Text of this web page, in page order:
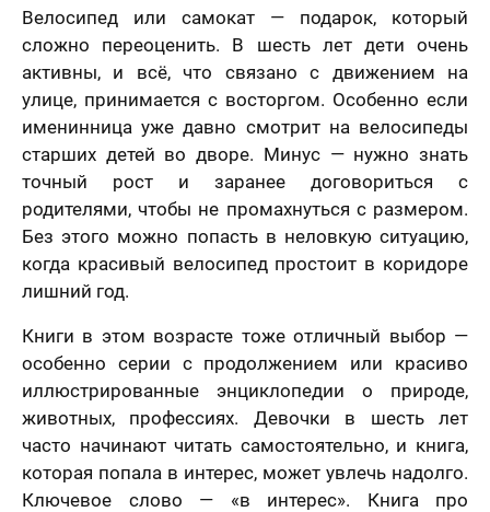
Велосипед или самокат — подарок, который
сложно переоценить. В шесть лет дети очень
активны, и всё, что связано с движением на
улице, принимается с восторгом. Особенно если
именинница уже давно смотрит на велосипеды
старших детей во дворе. Минус — нужно знать
точный рост и заранее договориться с
родителями, чтобы не промахнуться с размером.
Без этого можно попасть в неловкую ситуацию,
когда красивый велосипед простоит в коридоре
лишний год.
Книги в этом возрасте тоже отличный выбор —
особенно серии с продолжением или красиво
иллюстрированные энциклопедии о природе,
животных, профессиях. Девочки в шесть лет
часто начинают читать самостоятельно, и книга,
которая попала в интерес, может увлечь надолго.
Ключевое слово — «в интерес». Книга про